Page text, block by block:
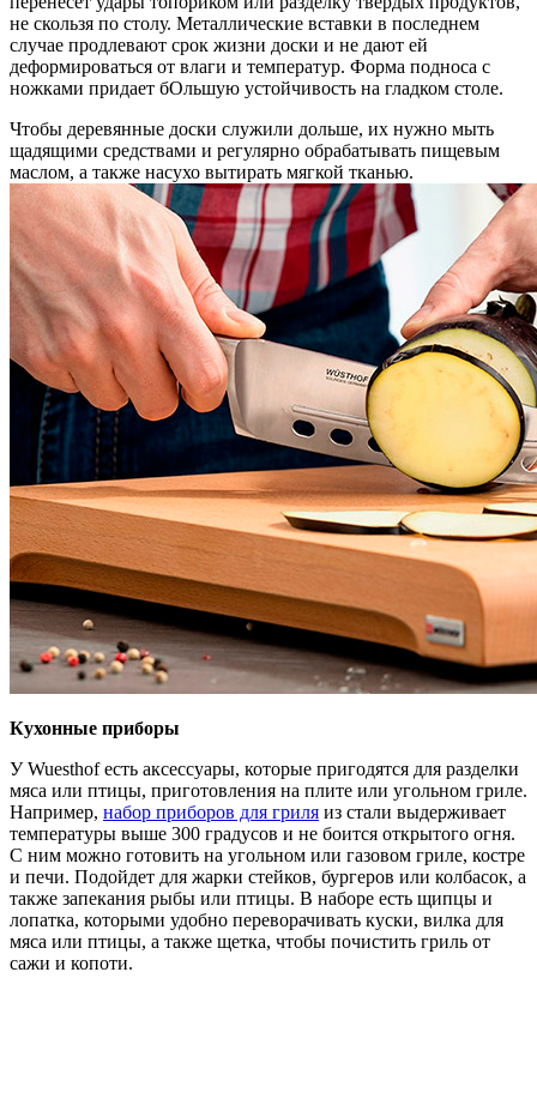
не скользя по столу. Металлические вставки в последнем
случае продлевают срок жизни доски и не дают ей
деформироваться от влаги и температур. Форма подноса с
ножками придает бОльшую устойчивость на гладком столе.
Чтобы деревянные доски служили дольше, их нужно мыть
щадящими средствами и регулярно обрабатывать пищевым
маслом, а также насухо вытирать мягкой тканью.
Кухонные приборы
У Wuesthof есть аксессуары, которые пригодятся для разделки
мяса или птицы, приготовления на плите или угольном гриле.
Например, набор приборов для гриля из стали выдерживает
температуры выше 300 градусов и не боится открытого огня.
С ним можно готовить на угольном или газовом гриле, костре
и печи. Подойдет для жарки стейков, бургеров или колбасок, а
также запекания рыбы или птицы. В наборе есть щипцы и
лопатка, которыми удобно переворачивать куски, вилка для
мяса или птицы, а также щетка, чтобы почистить гриль от
сажи и копоти.